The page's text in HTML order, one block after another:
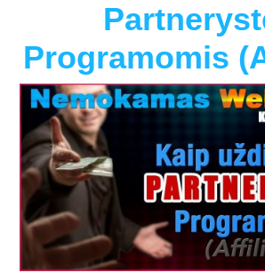
Programomis